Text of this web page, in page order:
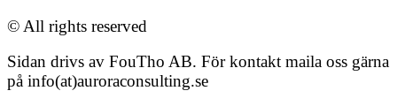
© All rights reserved
Sidan drivs av FouTho AB. För kontakt maila oss gärna
på info(at)auroraconsulting.se